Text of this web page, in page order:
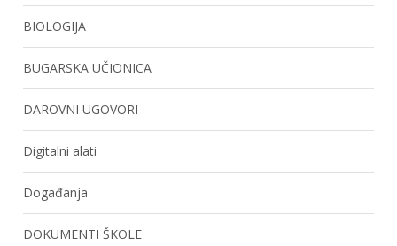
BIOLOGIJA
BUGARSKA UČIONICA
DAROVNI UGOVORI
Digitalni alati
Događanja
DOKUMENTI ŠKOLE